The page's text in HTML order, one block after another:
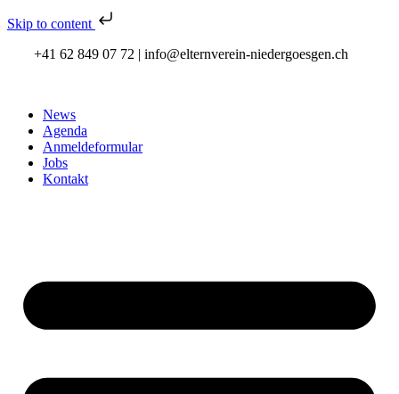
Skip to content
+41 62 849 07 72 | info@elternverein-niedergoesgen.ch
News
Agenda
Anmeldeformular
Jobs
Kontakt